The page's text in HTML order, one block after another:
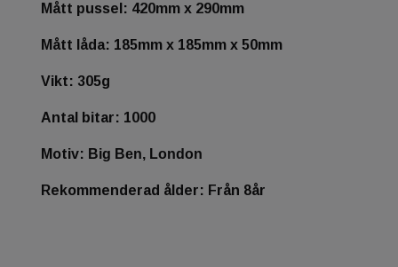
Mått pussel: 420mm x 290mm
Mått låda: 185mm x 185mm x 50mm
Vikt: 305g
Antal bitar: 1000
Motiv: Big Ben, London
Rekommenderad ålder: Från 8år